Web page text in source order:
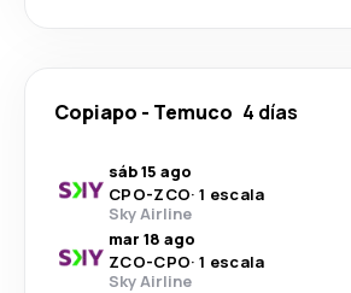
Copiapo - Temuco 4 días
sáb 15 ago
CPO-ZCO· 1 escala
Sky Airline
mar 18 ago
ZCO-CPO· 1 escala
Sky Airline